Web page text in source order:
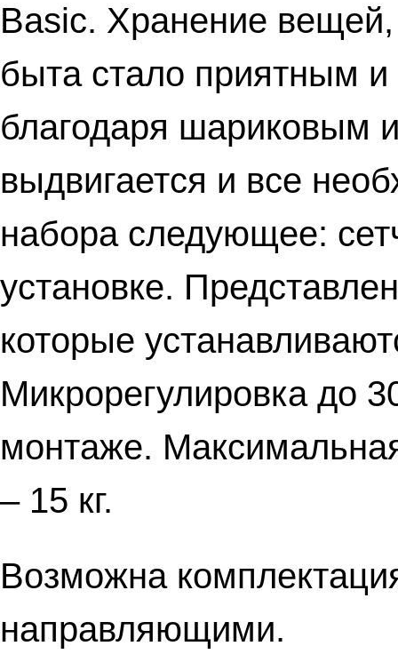
Basic. Хранение
быта стало приятным
благодаря шариковым
выдвигается и все
набора следующее:
установке.
которые
Микрорегулировка до
монтаже.
– 15 кг.
Возможна
направляющими.